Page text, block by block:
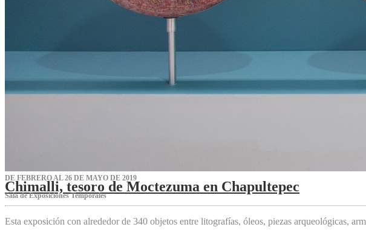
DE FEBRERO AL 26 DE MAYO DE 2019
Chimalli, tesoro de Moctezuma en Chapultepec
Sala de Exposiciones Temporales
Esta exposición con alrededor de 340 objetos entre litografías, óleos, piezas arqueológicas,